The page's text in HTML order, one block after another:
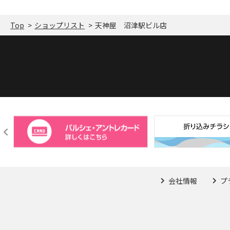
Top ショップリスト 天神屋 沼津駅ビル店
会社情報 プ